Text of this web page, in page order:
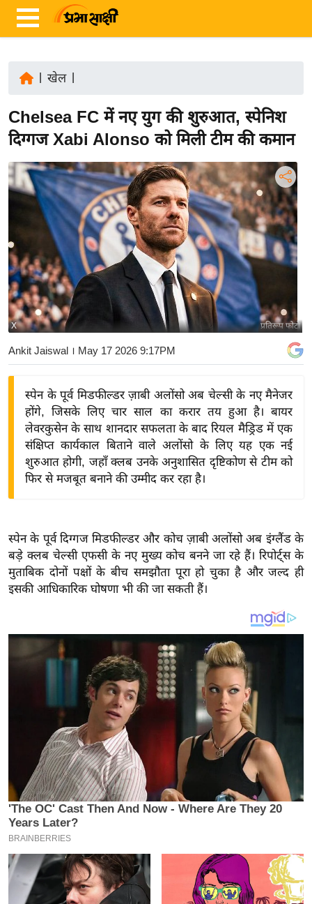
ज़ा
ख
र
रा
अं
त
र्रा
ष्ट्री
य
बि
ज़
द्यो
वि
शे
ष
ज्ञ
I
P
L
2
0
खेल|
Chelsea FC में नए युग की शुरुआत, स्पेनिश
दिग्गज Xabi Alonso को मिली टीम की कमान
प्रतिरूप फोटो
X
Ankit Jaiswal । May 17 2026 9:17PM
स्पेन के पूर्व मिडफील्डर ज़ाबी अलोंसो अब चेल्सी के नए मैनेजर
होंगे, जिसके लिए चार साल का करार तय हुआ है। बायर
लेवरकुसेन के साथ शानदार सफलता के बाद रियल मैड्रिड में एक
संक्षिप्त कार्यकाल बिताने वाले अलोंसो के लिए यह एक नई
शुरुआत होगी, जहाँ क्लब उनके अनुशासित दृष्टिकोण से टीम को
फिर से मजबूत बनाने की उम्मीद कर रहा है।
स्पेन के पूर्व दिग्गज मिडफील्डर और कोच ज़ाबी अलोंसो अब इंग्लैंड के
बड़े क्लब चेल्सी एफसी के नए मुख्य कोच बनने जा रहे हैं। रिपोर्ट्स के
मुताबिक दोनों पक्षों के बीच समझौता पूरा हो चुका है और जल्द ही
इसकी आधिकारिक घोषणा भी की जा सकती हैं।